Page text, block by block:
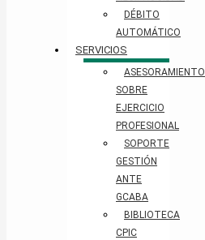
DÉBITO
AUTOMÁTICO
SERVICIOS
ASESORAMIENTO
SOBRE
EJERCICIO
PROFESIONAL
SOPORTE
GESTIÓN
ANTE
GCABA
BIBLIOTECA
CPIC